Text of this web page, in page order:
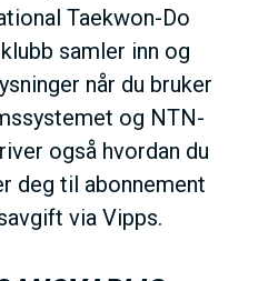
Taekwon-Do
samler inn og
når du bruker
og NTN-
også hvordan du
deg til abonnement
via Vipps.